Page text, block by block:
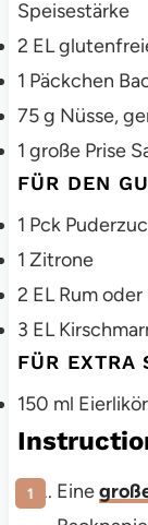
Speisestärke
2 EL
1 Päckchen
75g Nüsse,
1 große Prise
FÜR DEN
1 Pck
1 Zitrone
2 EL Rum
3 EL
FÜR EXTRA
150 ml Eierlikör
Eine